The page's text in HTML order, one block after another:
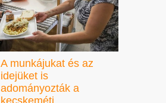
A munkájukat és az
idejüket is
adományozták a